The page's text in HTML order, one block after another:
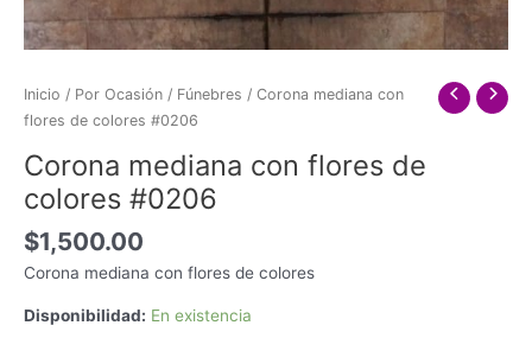
Inicio / Por Ocasión / Fúnebres / Corona mediana con
flores de colores #0206
Corona mediana con flores de
colores #0206
$1,500.00
Corona mediana con flores de colores
Disponibilidad: En existencia